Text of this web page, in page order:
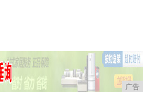
广告